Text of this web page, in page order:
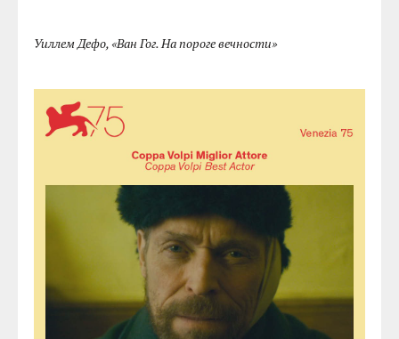
Уиллем Дефо, «Ван Гог. На пороге вечности»